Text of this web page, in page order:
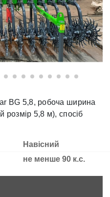
BG 5,8, робоча ширина
розмір 5,8 м), спосіб
Навісний
не менше 90 к.с.